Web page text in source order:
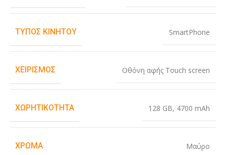
ΤΎΠΟΣ ΚΙΝΗΤΟΎ SmartPhone
ΧΕΙΡΙΣΜΌΣ Οθόνη αφής Touch screen
ΧΩΡΗΤΙΚΌΤΗΤΑ 128 GB, 4700 mAh
ΧΡΏΜΑ Μαύρο